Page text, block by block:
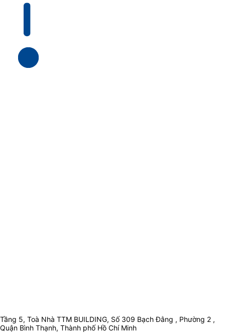
Tầng 5, Toà Nhà TTM BUILDING, Số 309 Bạch Đằng , Phường 2 ,
Quận Bình Thạnh, Thành phố Hồ Chí Minh